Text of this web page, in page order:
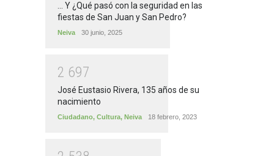
... Y ¿Qué pasó con la seguridad en las
fiestas de San Juan y San Pedro?
Neiva 30 junio, 2025
2 697
José Eustasio Rivera, 135 años de su
nacimiento
Ciudadano, Cultura, Neiva 18 febrero, 2023